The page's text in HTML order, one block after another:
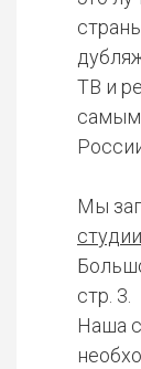
ТВ и
Мы
стр. 3.
Наша